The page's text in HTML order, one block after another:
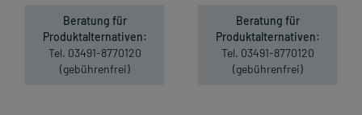
Beratung für
Produktalternativen:
Tel. 03491-8770120
(gebührenfrei)
Beratung für
Produktalternativen:
Tel. 03491-8770120
(gebührenfrei)